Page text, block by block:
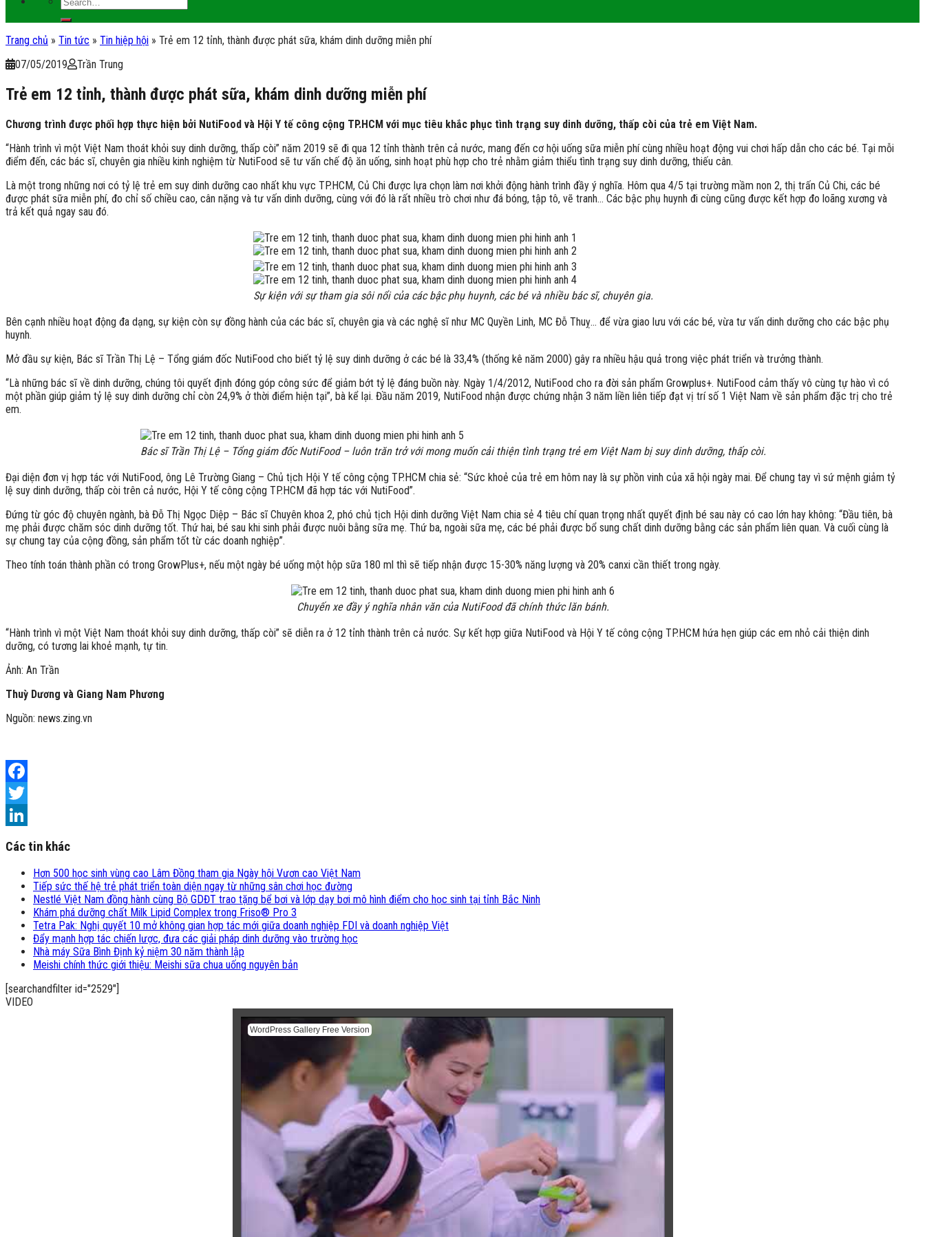
Trang chủ » Tin tức » Tin hiệp hội » Trẻ em 12 tỉnh, thành được phát sữa, khám dinh dưỡng miễn phí
07/05/2019
Trần Trung
Trẻ em 12 tỉnh, thành được phát sữa, khám dinh dưỡng miễn phí
Chương trình được phối hợp thực hiện bởi NutiFood và Hội Y tế công cộng TP.HCM với mục tiêu khắc phục tình trạng suy dinh dưỡng, thấp còi của trẻ em Việt Nam.
“Hành trình vì một Việt Nam thoát khỏi suy dinh dưỡng, thấp còi” năm 2019 sẽ đi qua 12 tỉnh thành trên cả nước, mang đến cơ hội uống sữa miễn phí cùng nhiều hoạt động vui chơi hấp dẫn cho các bé. Tại mỗi
điểm đến, các bác sĩ, chuyên gia nhiều kinh nghiệm từ NutiFood sẽ tư vấn chế độ ăn uống, sinh hoạt phù hợp cho trẻ nhằm giảm thiểu tình trạng suy dinh dưỡng, thiếu cân.
Là một trong những nơi có tỷ lệ trẻ em suy dinh dưỡng cao nhất khu vực TP.HCM, Củ Chi được lựa chọn làm nơi khởi động hành trình đầy ý nghĩa. Hôm qua 4/5 tại trường mầm non 2, thị trấn Củ Chi, các bé
được phát sữa miễn phí, đo chỉ số chiều cao, cân nặng và tư vấn dinh dưỡng, cùng với đó là rất nhiều trò chơi như đá bóng, tập tô, vẽ tranh… Các bậc phụ huynh đi cùng cũng được kết hợp đo loãng xương và
trả kết quả ngay sau đó.
Sự kiện với sự tham gia sôi nổi của các bậc phụ huynh, các bé và nhiều bác sĩ, chuyên gia.
Bên cạnh nhiều hoạt động đa dạng, sự kiện còn sự đồng hành của các bác sĩ, chuyên gia và các nghệ sĩ như MC Quyền Linh, MC Đỗ Thuỵ… để vừa giao lưu với các bé, vừa tư vấn dinh dưỡng cho các bậc phụ
huynh.
Mở đầu sự kiện, Bác sĩ Trần Thị Lệ – Tổng giám đốc NutiFood cho biết tỷ lệ suy dinh dưỡng ở các bé là 33,4% (thống kê năm 2000) gây ra nhiều hậu quả trong việc phát triển và trưởng thành.
“Là những bác sĩ về dinh dưỡng, chúng tôi quyết định đóng góp công sức để giảm bớt tỷ lệ đáng buồn này. Ngày 1/4/2012, NutiFood cho ra đời sản phẩm Growplus+. NutiFood cảm thấy vô cùng tự hào vì có
một phần giúp giảm tỷ lệ suy dinh dưỡng chỉ còn 24,9% ở thời điểm hiện tại”, bà kể lại. Đầu năm 2019, NutiFood nhận được chứng nhận 3 năm liền liên tiếp đạt vị trí số 1 Việt Nam về sản phẩm đặc trị cho trẻ
em.
Bác sĩ Trần Thị Lệ – Tổng giám đốc NutiFood – luôn trăn trở với mong muốn cải thiện tình trạng trẻ em Việt Nam bị suy dinh dưỡng, thấp còi.
Đại diện đơn vị hợp tác với NutiFood, ông Lê Trường Giang – Chủ tịch Hội Y tế công cộng TP.HCM chia sẻ: “Sức khoẻ của trẻ em hôm nay là sự phồn vinh của xã hội ngày mai. Để chung tay vì sứ mệnh giảm tỷ
lệ suy dinh dưỡng, thấp còi trên cả nước, Hội Y tế công cộng TP.HCM đã hợp tác với NutiFood”.
Đứng từ góc độ chuyên ngành, bà Đỗ Thị Ngọc Diệp – Bác sĩ Chuyên khoa 2, phó chủ tịch Hội dinh dưỡng Việt Nam chia sẻ 4 tiêu chí quan trọng nhất quyết định bé sau này có cao lớn hay không: “Đầu tiên, bà
mẹ phải được chăm sóc dinh dưỡng tốt. Thứ hai, bé sau khi sinh phải được nuôi bằng sữa mẹ. Thứ ba, ngoài sữa mẹ, các bé phải được bổ sung chất dinh dưỡng bằng các sản phẩm liên quan. Và cuối cùng là
sự chung tay của cộng đồng, sản phẩm tốt từ các doanh nghiệp”.
Theo tính toán thành phần có trong GrowPlus+, nếu một ngày bé uống một hộp sữa 180 ml thì sẽ tiếp nhận được 15-30% năng lượng và 20% canxi cần thiết trong ngày.
Chuyến xe đầy ý nghĩa nhân văn của NutiFood đã chính thức lăn bánh.
“Hành trình vì một Việt Nam thoát khỏi suy dinh dưỡng, thấp còi” sẽ diễn ra ở 12 tỉnh thành trên cả nước. Sự kết hợp giữa NutiFood và Hội Y tế công cộng TP.HCM hứa hẹn giúp các em nhỏ cải thiện dinh
dưỡng, có tương lai khoẻ mạnh, tự tin.
Ảnh: An Trần
Thuỳ Dương và Giang Nam Phương
Nguồn: news.zing.vn
Facebook
Twitter
Các tin khác
Hơn 500 học sinh vùng cao Lâm Đồng tham gia Ngày hội Vươn cao Việt Nam
Tiếp sức thế hệ trẻ phát triển toàn diện ngay từ những sân chơi học đường
Nestlé Việt Nam đồng hành cùng Bộ GDĐT trao tặng bể bơi và lớp dạy bơi mô hình điểm cho học sinh tại tỉnh Bắc Ninh
Khám phá dưỡng chất Milk Lipid Complex trong Friso® Pro 3
Tetra Pak: Nghị quyết 10 mở không gian hợp tác mới giữa doanh nghiệp FDI và doanh nghiệp Việt
Đẩy mạnh hợp tác chiến lược, đưa các giải pháp dinh dưỡng vào trường học
Nhà máy Sữa Bình Định kỷ niệm 30 năm thành lập
Meishi chính thức giới thiệu: Meishi sữa chua uống nguyên bản
[searchandfilter id="2529"]
VIDEO
WordPress Gallery Free Version